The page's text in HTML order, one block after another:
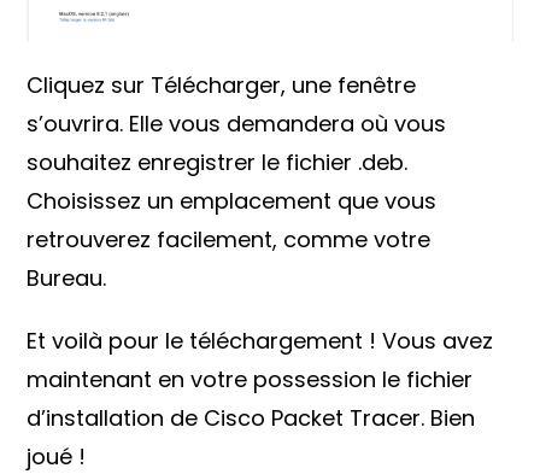
Cliquez sur Télécharger, une fenêtre
s’ouvrira. Elle vous demandera où vous
souhaitez enregistrer le fichier .deb.
Choisissez un emplacement que vous
retrouverez facilement, comme votre
Bureau.
Et voilà pour le téléchargement ! Vous avez
maintenant en votre possession le fichier
d’installation de Cisco Packet Tracer. Bien
joué !